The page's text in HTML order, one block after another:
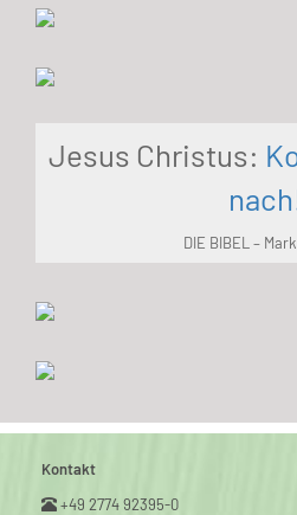
Jesus Christus:
DIE BIBEL –
Kontakt
+49 2774 92395-0